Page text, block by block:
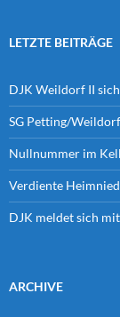
LETZTE BEITRÄGE
DJK Weildorf II
SG Petting/
Nullnummer im
Verdiente
DJK meldet sich
ARCHIVE